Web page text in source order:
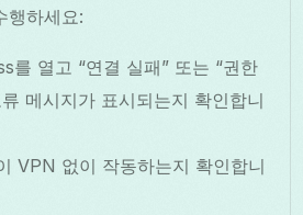
행하세요:
를 열고 “연결 실패” 또는 “권한
메시지가 표시되는지 확인합니
VPN 없이 작동하는지 확인합니